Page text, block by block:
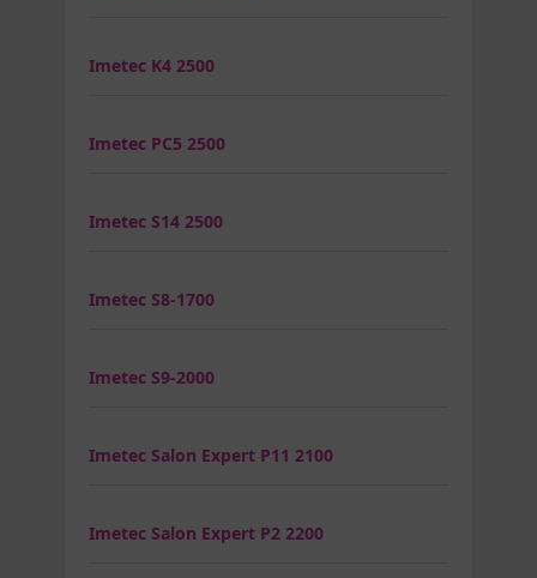
Imetec K4 2500
Imetec PC5 2500
Imetec S14 2500
Imetec S8-1700
Imetec S9-2000
Imetec Salon Expert P11 2100
Imetec Salon Expert P2 2200